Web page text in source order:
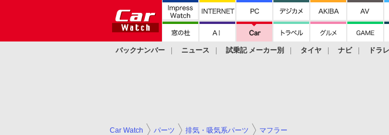
バックナンバー ニュース 試乗記 メーカー別 タイヤ ナビ ドラ
Car Watch パーツ 排気・吸気系パーツ マフラー